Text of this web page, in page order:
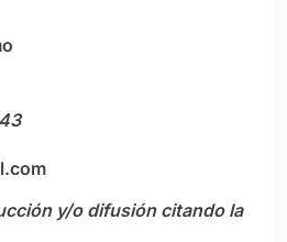
5342 4343
y/o difusión citando la